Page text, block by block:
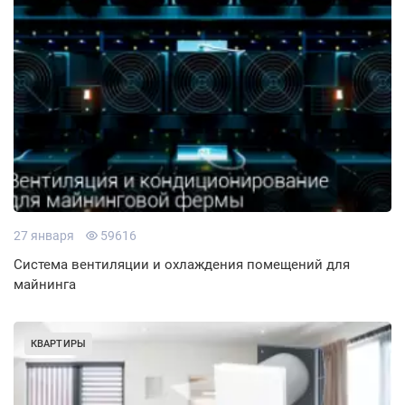
27 января 59616
Система вентиляции и охлаждения помещений для
майнинга
КВАРТИРЫ